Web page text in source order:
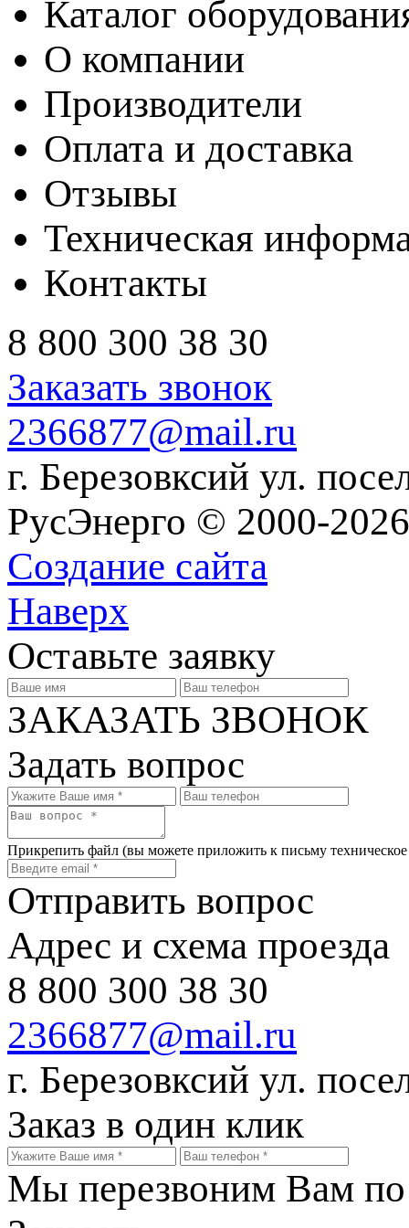
Каталог
О компании
Производители
Оплата и доставка
Отзывы
Техническая
Контакты
8 800 300 38 30
Заказать звонок
2366877@mail.ru
г. Березовксий ул.
РусЭнерго © 2000-
Создание сайта
Наверх
Оставьте заявку
ЗАКАЗАТЬ ЗВОНОК
Задать вопрос
Прикрепить файл (вы можете приложить к письму
Отправить вопрос
Адрес и схема проезда
8 800 300 38 30
2366877@mail.ru
г. Березовксий ул.
Заказ в один клик
Мы перезвоним Вам по